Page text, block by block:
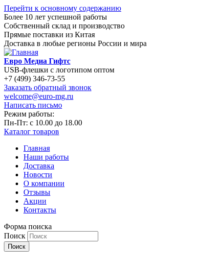
Перейти к основному содержанию
Более 10 лет успешной работы
Собственный склад и производство
Прямые поставки из Китая
Доставка в любые регионы России и мира
Евро Медиа Гифтс
USB-флешки с логотипом оптом
+7 (499) 346-73-55
Заказать обратный звонок
welcome@euro-mg.ru
Написать письмо
Режим работы:
Пн-Пт: с 10.00 до 18.00
Каталог товаров
Главная
Наши работы
Доставка
Новости
О компании
Отзывы
Акции
Контакты
Форма поиска
Поиск